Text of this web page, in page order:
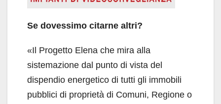
Se dovessimo citarne altri?
«Il Progetto Elena che mira alla
sistemazione dal punto di vista del
dispendio energetico di tutti gli immobili
pubblici di proprietà di Comuni, Regione o